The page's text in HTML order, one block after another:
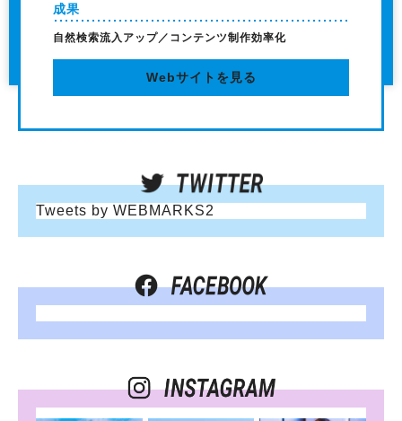
成果
自然検索流入アップ／コンテンツ制作効率化
Webサイトを見る
Tweets by WEBMARKS2